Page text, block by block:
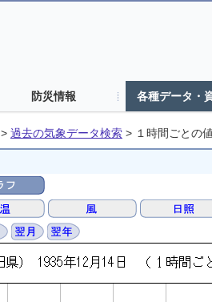
防災情報 各種データ・
> 過去の気象データ検索 > １時間ごとの